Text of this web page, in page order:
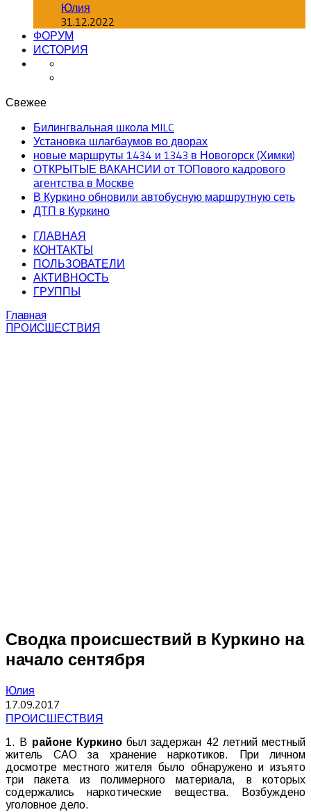
Юлия
31.12.2022
ФОРУМ
ИСТОРИЯ
Свежее
Билингвальная школа MILC
Установка шлагбаумов во дворах
новые маршруты 1434 и 1343 в Новогорск (Химки)
ОТКРЫТЫЕ ВАКАНСИИ от ТОПового кадрового
агентства в Москве
В Куркино обновили автобусную маршрутную сеть
ДТП в Куркино
ГЛАВНАЯ
КОНТАКТЫ
ПОЛЬЗОВАТЕЛИ
АКТИВНОСТЬ
ГРУППЫ
Главная
ПРОИСШЕСТВИЯ
Сводка происшествий в Куркино на
начало сентября
Юлия
17.09.2017
ПРОИСШЕСТВИЯ
1. В районе Куркинобыл задержан 42 летний местный
житель САО за хранение наркотиков. При личном
досмотре местного жителя было обнаружено и изъято
три пакета из полимерного материала, в которых
содержались наркотические вещества. Возбуждено
уголовное дело.